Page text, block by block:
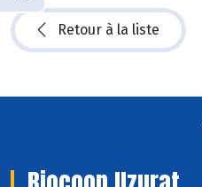
Retour à la liste